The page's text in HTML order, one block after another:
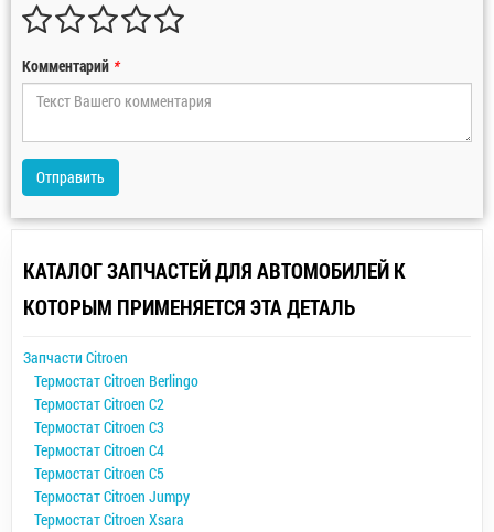
Комментарий *
Отправить
КАТАЛОГ ЗАПЧАСТЕЙ ДЛЯ АВТОМОБИЛЕЙ К
КОТОРЫМ ПРИМЕНЯЕТСЯ ЭТА ДЕТАЛЬ
Запчасти Citroen
Термостат Citroen Berlingo
Термостат Citroen C2
Термостат Citroen C3
Термостат Citroen C4
Термостат Citroen C5
Термостат Citroen Jumpy
Термостат Citroen Xsara